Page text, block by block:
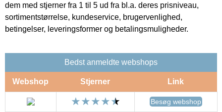
dem med stjerner fra 1 til 5 ud fra bl.a. deres prisniveau,
sortimentstørrelse, kundeservice, brugervenlighed,
betingelser, leveringsformer og betalingsmuligheder.
Bedst anmeldte webshops
Webshop Stjerner Link
Besøg webshop